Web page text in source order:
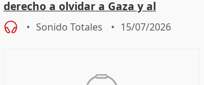
derecho a olvidar a Gaza y al
genocidio"
Sonido Totales 15/07/2026